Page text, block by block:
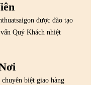
được đào tạo
Quý Khách nhiệt
biệt giao hàng